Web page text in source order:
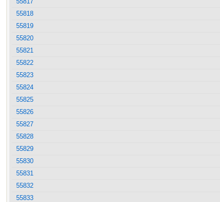
55818
55819
55820
55821
55822
55823
55824
55825
55826
55827
55828
55829
55830
55831
55832
55833